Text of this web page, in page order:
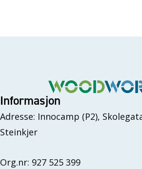
Informasjon
Adresse: Innocamp (P2),
Steinkjer
Org.nr: 927 525 399